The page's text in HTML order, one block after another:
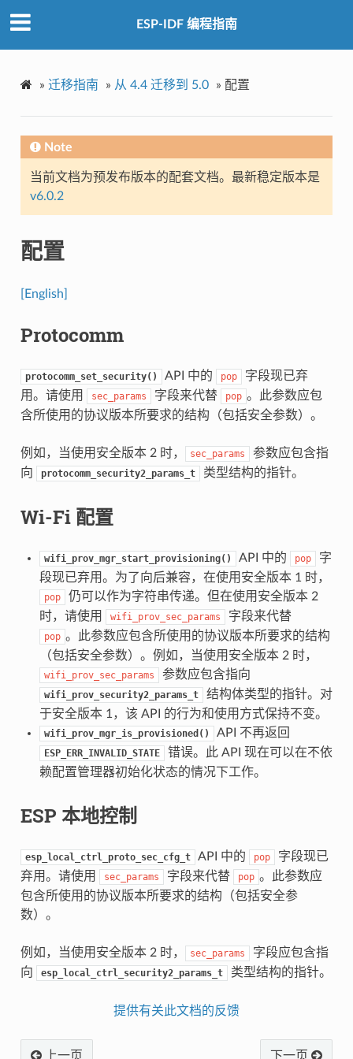
ESP-IDF 编程指南
» 迁移指南 » 从 4.4 迁移到 5.0 » 配置
Note
当前文档为预发布版本的配套文档。最新稳定版本是
v6.0.2
配置
[English]
Protocomm
protocomm_set_security() API 中的 pop
字段现已弃
用。请使用
sec_params 字段来代替 pop 。此参数应包
含所使用的协议版本所要求的结构（包括安全参数）。
例如，当使用安全版本 2 时， sec_params
参数应包含指
向
protocomm_security2_params_t 类型结构的指针。
Wi-Fi 配置
wifi_prov_mgr_start_provisioning() API 中的 pop
字
段现已弃用。为了向后兼容，在使用安全版本 1 时，
pop
仍可以作为字符串传递。但在使用安全版本 2
时，请使用
wifi_prov_sec_params 字段来代替
pop 。此参数应包含所使用的协议版本所要求的结构
（包括安全参数）。例如，当使用安全版本 2 时，
wifi_prov_sec_params 参数应包含指向
wifi_prov_security2_params_t
结构体类型的指针。对
于安全版本 1，该 API 的行为和使用方式保持不变。
wifi_prov_mgr_is_provisioned() API 不再返回
ESP_ERR_INVALID_STATE
错误。此 API 现在可以在不依
赖配置管理器初始化状态的情况下工作。
ESP 本地控制
esp_local_ctrl_proto_sec_cfg_t API 中的 pop
字段现已
弃用。请使用
sec_params 字段来代替 pop 。此参数应
包含所使用的协议版本所要求的结构（包括安全参
数）。
例如，当使用安全版本 2 时， sec_params
字段应包含指
向
esp_local_ctrl_security2_params_t 类型结构的指针。
提供有关此文档的反馈
上一页 下一页